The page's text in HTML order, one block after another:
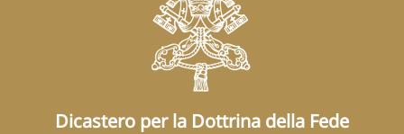
Dicastero per la Dottrina della Fede